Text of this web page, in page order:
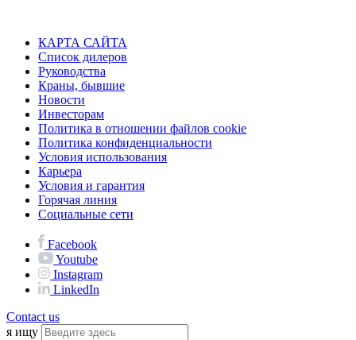
КАРТА САЙТА
Список дилеров
Руководства
Краны, бывшие
Новости
Инвесторам
Политика в отношении файлов cookie
Политика конфиденциальности
Условия использования
Карьера
Условия и гарантия
Горячая линия
Социальные сети
Facebook
Youtube
Instagram
LinkedIn
Contact us
я ищу